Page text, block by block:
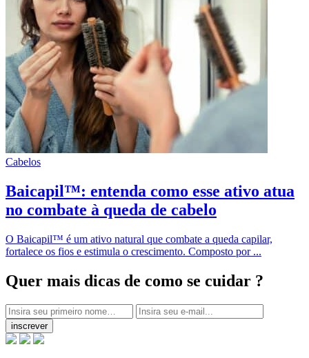
Cabelos
Baicapil™: entenda como esse ativo atua
no combate à queda de cabelo
O Baicapil™ é um ativo natural que combate a queda capilar,
fortalece os fios e estimula o crescimento. Composto por ...
Quer mais dicas de como se cuidar ?
inscrever